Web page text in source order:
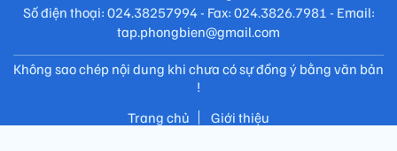
Địa chỉ: Số 05 Lý Thường Kiệt, Cửa Nam, Hà Nội
Chịu trách nhiệm: Trưởng ban Trần Ngọc Tú
Phó Trưởng ban: Hoàng Như Hoa, Nguyễn Văn Nhật, Lê Thị
Thu Hương
Số điện thoại: 024.38257994 - Fax: 024.3826.7981 - Email:
tap.phongbien@gmail.com